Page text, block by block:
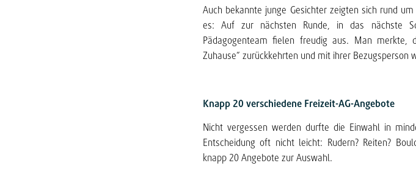
Auch bekannte junge Gesichter zeigten sich rund
es: Auf zur nächsten Runde, in das nächste
Pädagogenteam fielen freudig aus. Man
Zuhause“ zurückkehrten und mit ihrer Bezugsperson
Knapp 20 verschiedene Freizeit-AG-Angebote
Nicht vergessen werden durfte die Einwahl in
Entscheidung oft nicht leicht: Rudern? Reiten?
knapp 20 Angebote zur Auswahl.